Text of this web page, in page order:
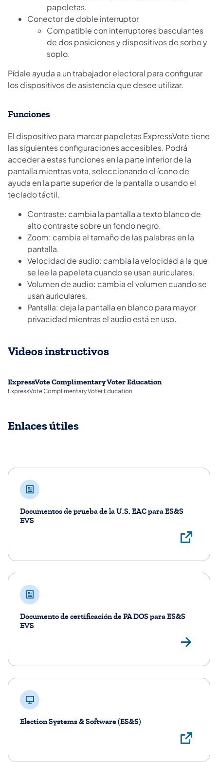
papeletas.
Conector de doble interruptor
Compatible con interruptores basculantes
de dos posiciones y dispositivos de sorbo y
soplo.
Pídale ayuda a un trabajador electoral para configurar
los dispositivos de asistencia que desee utilizar.
Funciones
El dispositivo para marcar papeletas ExpressVote tiene
las siguientes configuraciones accesibles. Podrá
acceder a estas funciones en la parte inferior de la
pantalla mientras vota, seleccionando el ícono de
ayuda en la parte superior de la pantalla o usando el
teclado táctil.
Contraste: cambia la pantalla a texto blanco de
alto contraste sobre un fondo negro.
Zoom: cambia el tamaño de las palabras en la
pantalla.
Velocidad de audio: cambia la velocidad a la que
se lee la papeleta cuando se usan auriculares.
Volumen de audio: cambia el volumen cuando se
usan auriculares.
Pantalla: deja la pantalla en blanco para mayor
privacidad mientras el audio está en uso.
Videos instructivos
ExpressVote Complimentary Voter Education
ExpressVote Complimentary Voter Education
Enlaces útiles
Documentos de prueba de la U.S. EAC para ES&S
EVS
Documento de certificación de PA DOS para ES&S
EVS
Election Systems & Software (ES&S)